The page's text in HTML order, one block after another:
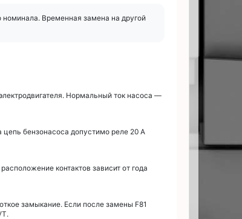
номинала. Временная замена на другой
Нормальный ток насоса —
бензонасоса допустимо реле 20 А
контактов зависит от года
замыкание. Если после замены F81